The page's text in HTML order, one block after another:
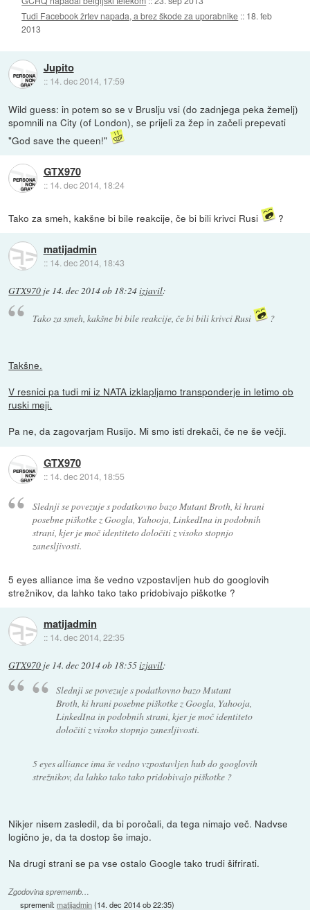
Tudi Facebook žrtev napada, a brez škode za uporabnike :: 18. feb
2013
Jupito
:: 14. dec 2014, 17:59
Wild guess: in potem so se v Bruslju vsi (do zadnjega peka žemelj)
spomnili na City (of London), se prijeli za žep in začeli prepevati
"God save the queen!"
GTX970
:: 14. dec 2014, 18:24
Tako za smeh, kakšne bi bile reakcije, če bi bili krivci Rusi ?
matijadmin
:: 14. dec 2014, 18:43
GTX970 je 14. dec 2014 ob 18:24izjavil:
Tako za smeh, kakšne bi bile reakcije, če bi bili krivci Rusi ?
Takšne.
V resnici pa tudi mi iz NATA izklapljamo transponderje in letimo ob
ruski meji.
Pa ne, da zagovarjam Rusijo. Mi smo isti drekači, če ne še večji.
GTX970
:: 14. dec 2014, 18:55
Slednji se povezuje s podatkovno bazo Mutant Broth, ki hrani
posebne piškotke z Googla, Yahooja, LinkedIna in podobnih
strani, kjer je moč identiteto določiti z visoko stopnjo
zanesljivosti.
5 eyes alliance ima še vedno vzpostavljen hub do googlovih
strežnikov, da lahko tako tako pridobivajo piškotke ?
matijadmin
:: 14. dec 2014, 22:35
GTX970 je 14. dec 2014 ob 18:55izjavil:
Slednji se povezuje s podatkovno bazo Mutant
Broth, ki hrani posebne piškotke z Googla, Yahooja,
LinkedIna in podobnih strani, kjer je moč identiteto
določiti z visoko stopnjo zanesljivosti.
5 eyes alliance ima še vedno vzpostavljen hub do googlovih
strežnikov, da lahko tako tako pridobivajo piškotke ?
Nikjer nisem zasledil, da bi poročali, da tega nimajo več. Nadvse
logično je, da ta dostop še imajo.
Na drugi strani se pa vse ostalo Google tako trudi šifrirati.
Zgodovina sprememb…
spremenil:matijadmin(14. dec 2014 ob 22:35)